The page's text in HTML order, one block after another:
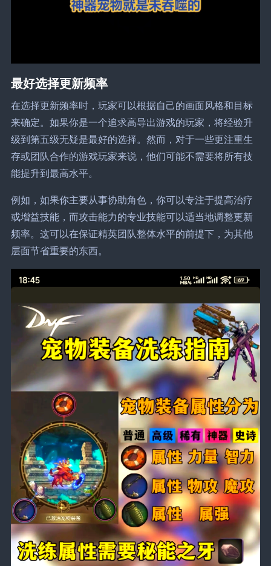
最好选择更新频率
在选择更新频率时，玩家可以根据自己的画面风格和目标
来确定。如果你是一个追求高导出游戏的玩家，将经验升
级到第五级无疑是最好的选择。然而，对于一些更注重生
存或团队合作的游戏玩家来说，他们可能不需要将所有技
能提升到最高水平。
例如，如果你主要从事协助角色，你可以专注于提高治疗
或增益技能，而攻击能力的专业技能可以适当地调整更新
频率。这可以在保证精英团队整体水平的前提下，为其他
层面节省重要的东西。